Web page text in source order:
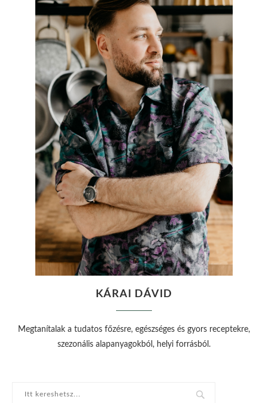
KÁRAI DÁVID
Megtanítalak a tudatos főzésre, egészséges és gyors receptekre,
szezonális alapanyagokból, helyi forrásból.